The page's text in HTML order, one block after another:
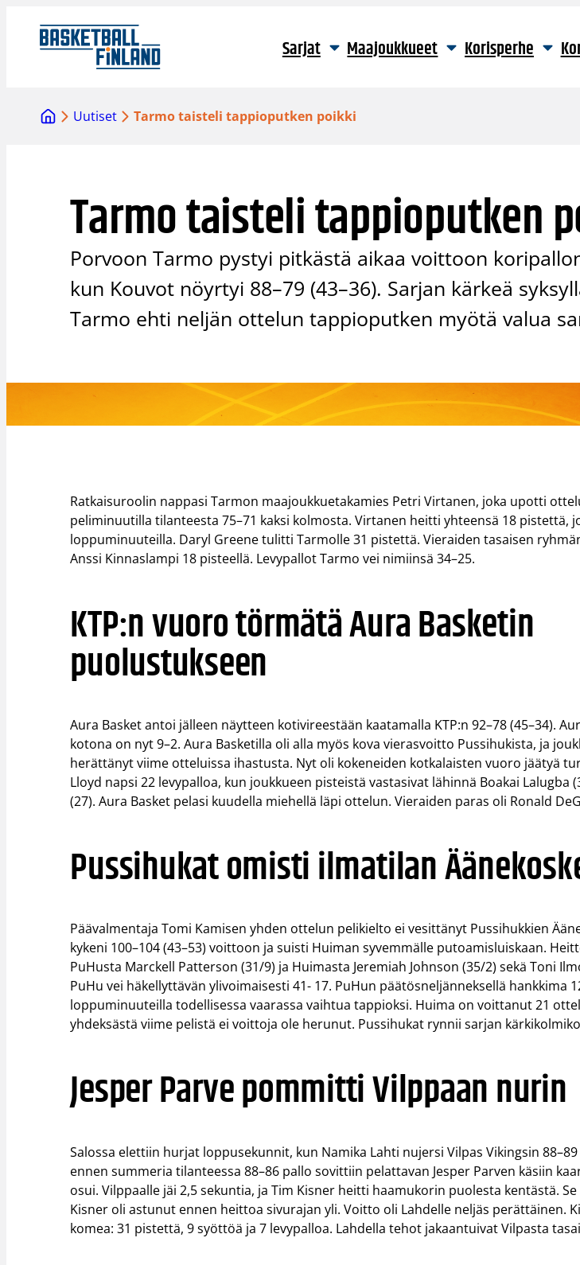
sisältöön
Sarjat Maajoukkueet Korisperhe
Uutiset Tarmo taisteli tappioputken poikki
Tarmo taisteli tappioputken
Porvoon Tarmo pystyi pitkästä aikaa voittoon
kun Kouvot nöyrtyi 88–79 (43–36). Sarjan kärkeä
Tarmo ehti neljän ottelun tappioputken myötä valua
Ratkaisuroolin nappasi Tarmon maajoukkuetakamies Petri Virtanen, joka upotti
peliminuutilla tilanteesta 75–71 kaksi kolmosta. Virtanen heitti yhteensä 18 pistettä,
loppuminuuteilla. Daryl Greene tulitti Tarmolle 31 pistettä. Vieraiden tasaisen
Anssi Kinnaslampi 18 pisteellä. Levypallot Tarmo vei nimiinsä 34–25.
KTP:n vuoro törmätä Aura Basketin
puolustukseen
Aura Basket antoi jälleen näytteen kotivireestään kaatamalla KTP:n 92–78 (45–34).
kotona on nyt 9–2. Aura Basketilla oli alla myös kova vierasvoitto Pussihukista, ja
herättänyt viime otteluissa ihastusta. Nyt oli kokeneiden kotkalaisten vuoro jäätyä
Lloyd napsi 22 levypalloa, kun joukkueen pisteistä vastasivat lähinnä Boakai Lalugba
(27). Aura Basket pelasi kuudella miehellä läpi ottelun. Vieraiden paras oli Ronald
Pussihukat omisti ilmatilan
Päävalmentaja Tomi Kamisen yhden ottelun pelikielto ei vesittänyt Pussihukkien
kykeni 100–104 (43–53) voittoon ja suisti Huiman syvemmälle putoamisluiskaan.
PuHusta Marckell Patterson (31/9) ja Huimasta Jeremiah Johnson (35/2) sekä Toni
PuHu vei häkellyttävän ylivoimaisesti 41- 17. PuHun päätösneljänneksellä hankkima
loppuminuuteilla todellisessa vaarassa vaihtua tappioksi. Huima on voittanut 21
yhdeksästä viime pelistä ei voittoja ole herunut. Pussihukat rynnii sarjan
Jesper Parve pommitti Vilppaan nurin
Salossa elettiin hurjat loppusekunnit, kun Namika Lahti nujersi Vilpas Vikingsin 88–89
ennen summeria tilanteessa 88–86 pallo sovittiin pelattavan Jesper Parven käsiin
osui. Vilppaalle jäi 2,5 sekuntia, ja Tim Kisner heitti haamukorin puolesta kentästä.
Kisner oli astunut ennen heittoa sivurajan yli. Voitto oli Lahdelle neljäs perättäinen.
komea: 31 pistettä, 9 syöttöä ja 7 levypalloa. Lahdella tehot jakaantuivat Vilpasta